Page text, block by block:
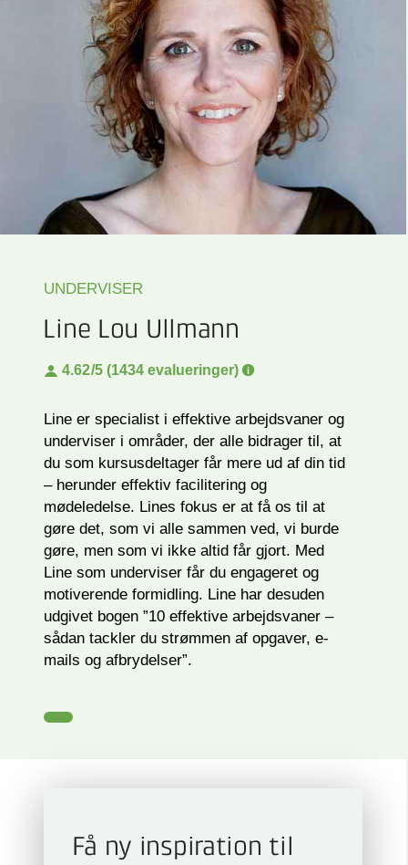
UNDERVISER
Line Lou Ullmann
4.62/5 (1434 evalueringer)
Line er specialist i effektive arbejdsvaner og
underviser i områder, der alle bidrager til, at
du som kursusdeltager får mere ud af din tid
– herunder effektiv facilitering og
mødeledelse. Lines fokus er at få os til at
gøre det, som vi alle sammen ved, vi burde
gøre, men som vi ikke altid får gjort. Med
Line som underviser får du engageret og
motiverende formidling. Line har desuden
udgivet bogen ”10 effektive arbejdsvaner –
sådan tackler du strømmen af opgaver, e-
mails og afbrydelser”.
Få ny inspiration til